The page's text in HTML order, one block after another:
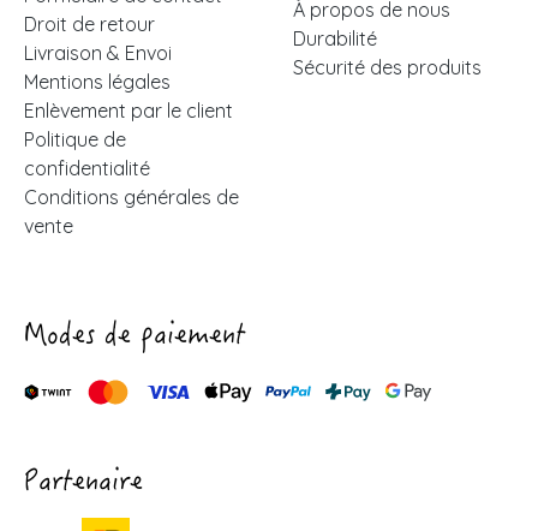
Droit de retour
Livraison & Envoi
Mentions légales
Enlèvement par le client
Politique de
confidentialité
Conditions générales de
vente
À propos de nous
Durabilité
Sécurité des produits
Modes de paiement
Partenaire